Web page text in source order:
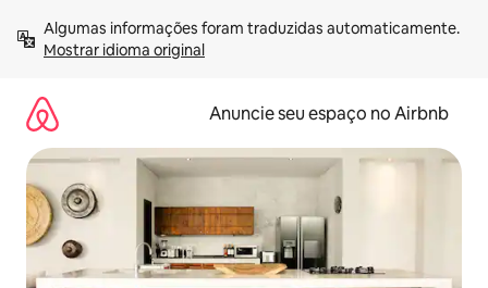
para
Mostrar idioma original
Anuncie seu espaço no Airbnb